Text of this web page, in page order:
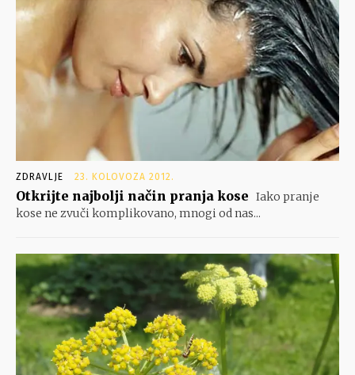
ZDRAVLJE 23. KOLOVOZA 2012.
Otkrijte najbolji način pranja kose Iako pranje
kose ne zvuči komplikovano, mnogi od nas...